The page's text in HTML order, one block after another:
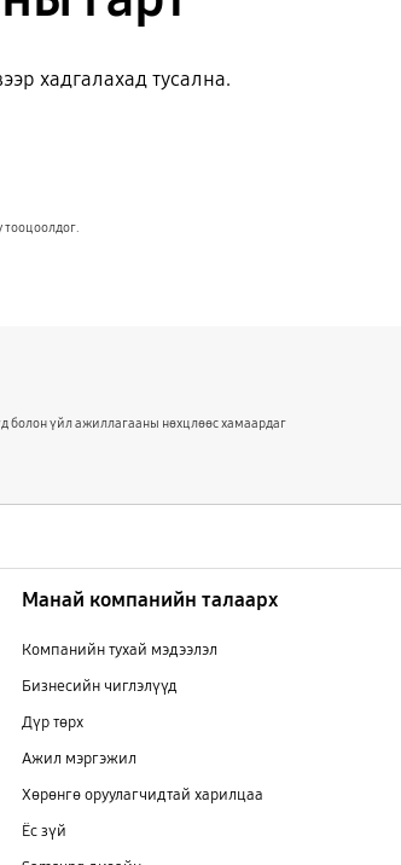
хадгалахад тусална.
болон үйл ажиллагааны нөхцлөөс хамаардаг
Манай компанийн талаарх
Компанийн тухай мэдээлэл
Бизнесийн чиглэлүүд
Дүр төрх
Ажил мэргэжил
Хөрөнгө оруулагчидтай харилцаа
Ёс зүй